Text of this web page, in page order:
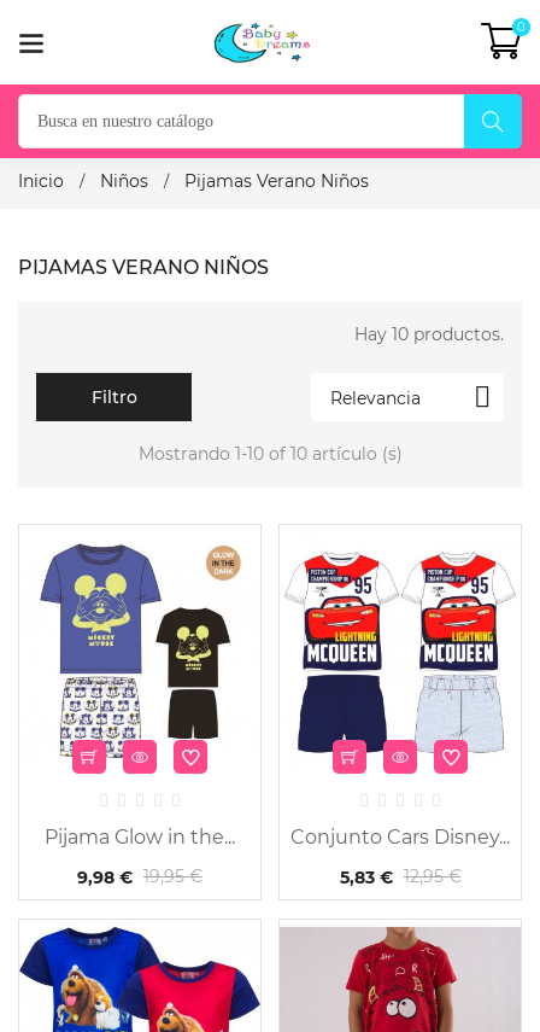
0
Inicio Niños Pijamas Verano Niños
PIJAMAS VERANO NIÑOS
Hay 10 productos.
Relevancia 
Filtro
Mostrando 1-10 of 10 artículo (s)
-50%
Pijama Glow in the...
9,98 € 19,95 €
Conjunto Cars Disney...
5,83 € 12,95 €